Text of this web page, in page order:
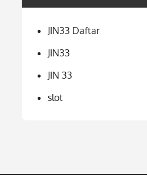
JIN33 Daftar
JIN33
JIN 33
slot